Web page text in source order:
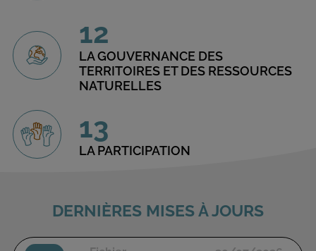
12
LA GOUVERNANCE DES
TERRITOIRES ET DES RESSOURCES
NATURELLES
13
LA PARTICIPATION
DERNIÈRES MISES À JOURS